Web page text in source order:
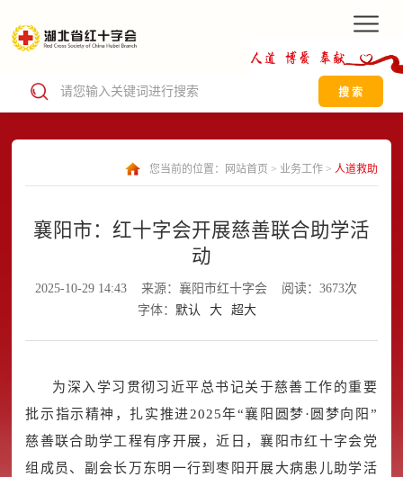
搜 索
您当前的位置： 网站首页 > 业务工作> 人道救助
襄阳市：红十字会开展慈善联合助学活
动
2025-10-29 14:43 来源：襄阳市红十字会
阅读：3673次
字体： 默认 大 超大
为深入学习贯彻习近平总书记关于慈善工作的重要
批示指示精神，扎实推进2025年“襄阳圆梦·圆梦向阳”
慈善联合助学工程有序开展，近日，襄阳市红十字会党
组成员、副会长万东明一行到枣阳开展大病患儿助学活